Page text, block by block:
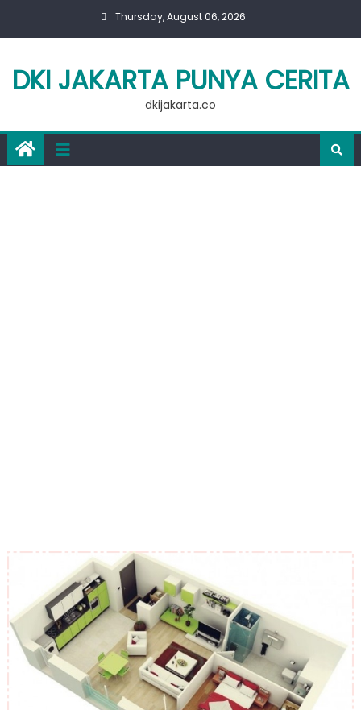
Thursday, August 06, 2026
DKI JAKARTA PUNYA CERITA
dkijakarta.co